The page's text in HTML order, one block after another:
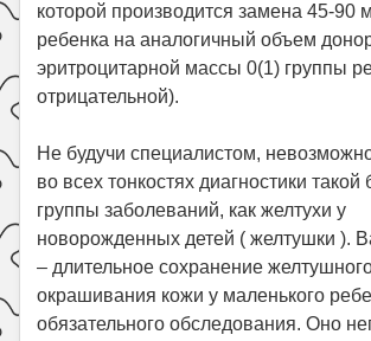
которой производится замена 45-90
ребенка на аналогичный объем
эритроцитарной массы 0(1) группы
отрицательной).
Не будучи специалистом,
во всех тонкостях диагностики
группы заболеваний, как желтухи у
новорожденных детей ( желтушки ).
– длительное сохранение
окрашивания кожи у маленького
обязательного обследования. Оно